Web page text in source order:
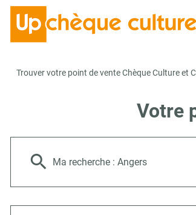
Trouver votre point de vente Chèque Culture et
Votre
Ma recherche : Angers